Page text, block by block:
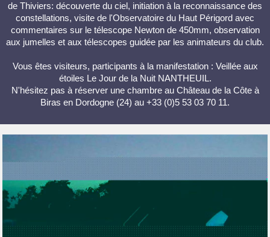
de Thiviers: découverte du ciel, initiation à la reconnaissance des
constellations, visite de l'Observatoire du Haut Périgord avec
commentaires sur le télescope Newton de 450mm, observation
aux jumelles et aux télescopes guidée par les animateurs du club.
Vous êtes visiteurs, participants à la manifestation : Veillée aux
étoiles Le Jour de la Nuit NANTHEUIL.
N'hésitez pas à réserver une chambre au Château de la Côte à
Biras en Dordogne (24) au +33 (0)5 53 03 70 11.